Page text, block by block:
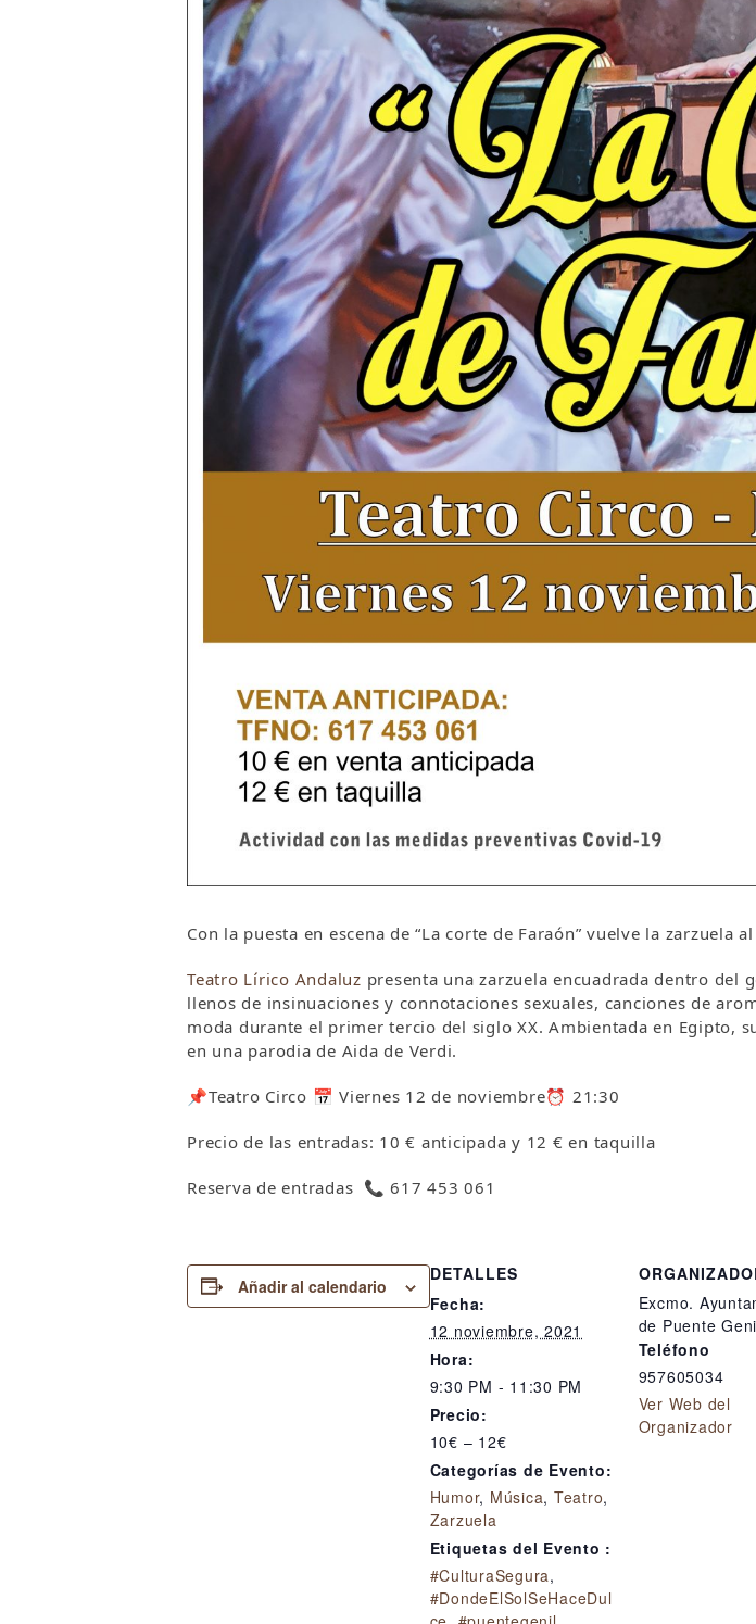
Con la puesta en escena de “La corte de Faraón” vuelve la zarzuela
Teatro Lírico Andaluz presenta una zarzuela encuadrada dentro del
llenos de insinuaciones y connotaciones sexuales, canciones de
moda durante el primer tercio del siglo XX. Ambientada en Egipto,
en una parodia de Aida de Verdi.
📌Teatro Circo 📅 Viernes 12 de noviembre⏰ 21:30
Precio de las entradas: 10 € anticipada y 12 € en taquilla
Reserva de entradas 📞 617 453 061
Añadir al calendario
DETALLES
Fecha:
12 noviembre, 2021
Hora:
9:30 PM - 11:30 PM
Precio:
10€ – 12€
Categorías de Evento:
Humor, Música, Teatro,
Zarzuela
Etiquetas del Evento :
#CulturaSegura,
#DondeElSolSeHaceDul
Excmo.
de Puente
Teléfono
957605034
Ver Web del
Organizador